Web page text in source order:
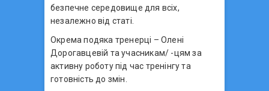
безпечне середовище для всіх,
незалежно від статі.
Окрема подяка тренерці – Олені
Дорогавцевій та учасникам/ -цям за
активну роботу під час тренінгу та
готовність до змін.